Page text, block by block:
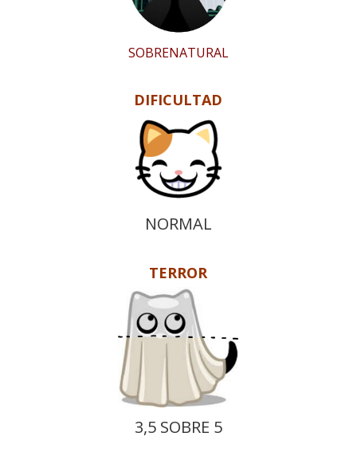
SOBRENATURAL
DIFICULTAD
NORMAL
TERROR
3,5 SOBRE 5